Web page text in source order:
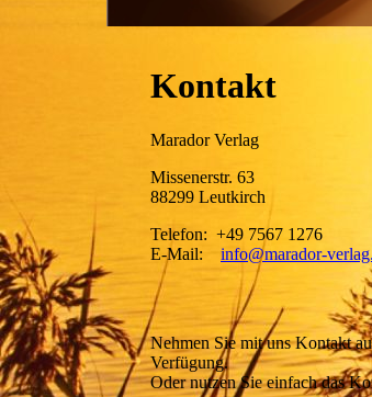
Kontakt
Marador Verlag
Missenerstr. 63
88299 Leutkirch
Telefon: +49 7567 1276
E-Mail: info@marador-
Nehmen Sie mit uns Kontakt
Verfügung.
Oder nutzen Sie einfach das